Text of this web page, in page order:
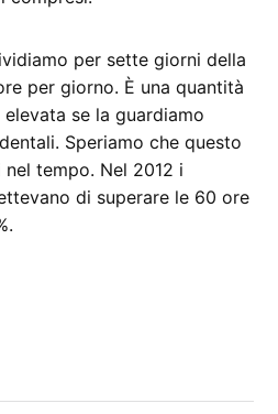
per sette giorni della
per giorno. È una quantità
se la guardiamo
Speriamo che questo
tempo. Nel 2012 i
di superare le 60 ore